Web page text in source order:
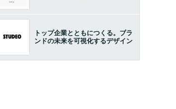
トップ企業とともにつくる。ブラ
ンドの未来を可視化するデザイン